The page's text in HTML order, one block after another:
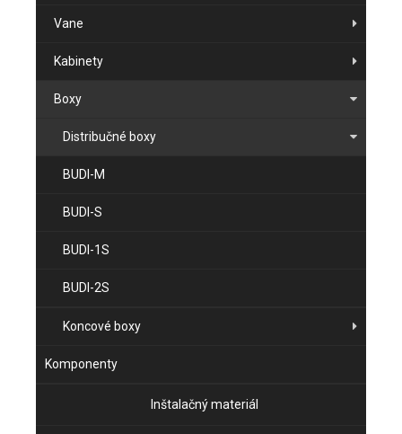
Vane
Kabinety
Boxy
Distribučné boxy
BUDI-M
BUDI-S
BUDI-1S
BUDI-2S
Koncové boxy
Komponenty
Inštalačný materiál